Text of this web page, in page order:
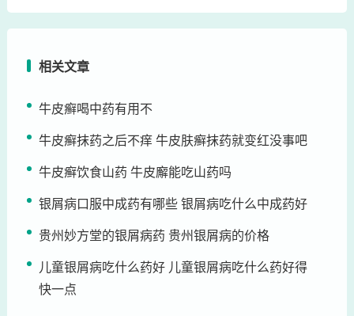
相关文章
牛皮癣喝中药有用不
牛皮癣抹药之后不痒 牛皮肤癣抹药就变红没事吧
牛皮癣饮食山药 牛皮廨能吃山药吗
银屑病口服中成药有哪些 银屑病吃什么中成药好
贵州妙方堂的银屑病药 贵州银屑病的价格
儿童银屑病吃什么药好 儿童银屑病吃什么药好得
快一点